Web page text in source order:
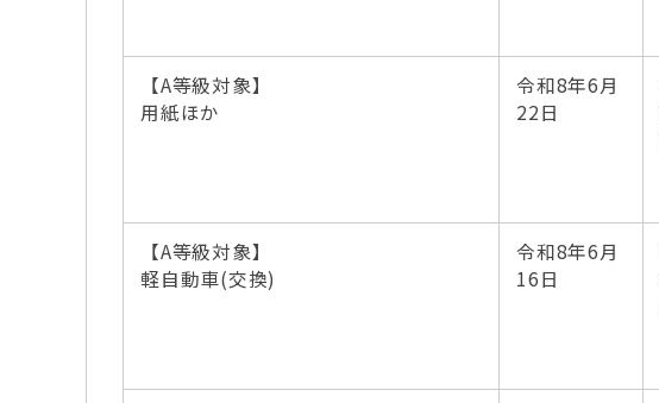
【A等級対象】
用紙ほか
令和8年6月
22日
【A等級対象】
軽自動車(交換)
令和8年6月
16日